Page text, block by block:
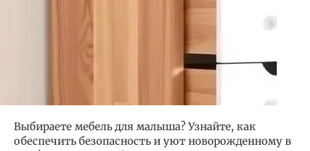
Выбираете мебель для малыша? Узнайте, как
обеспечить безопасность и уют новорожденному в